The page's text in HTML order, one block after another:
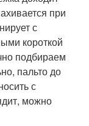
при
с
короткой
подбираем
пальто до
с
можно